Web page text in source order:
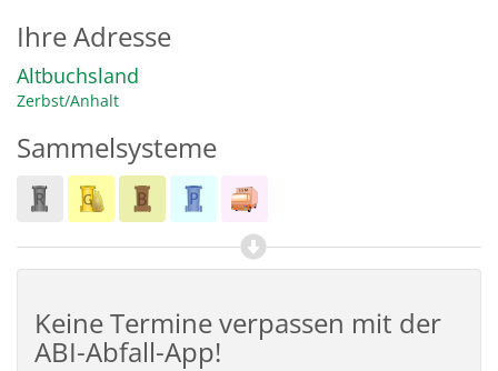
Ihre Adresse
Altbuchsland
Zerbst/Anhalt
Sammelsysteme
Keine Termine verpassen mit der
ABI-Abfall-App!